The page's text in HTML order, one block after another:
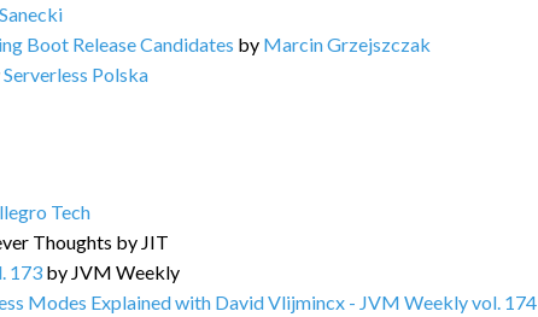
Boot Release Candidates by Marcin Grzejszczak
Serverless Polska
Tech
Thoughts by JIT
173 by JVM Weekly
Modes Explained with David Vlijmincx - JVM Weekly vol. 174